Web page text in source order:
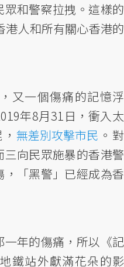
和警察拉拽。這樣的
港人和所有關心香港的
又一個傷痛的記憶浮
年8月31日，衝入太
無差別攻擊市民 。對
向民眾施暴的香港警
「黑警」已經成為香
年的傷痛，所以《記
鐵站外獻滿花朵的影